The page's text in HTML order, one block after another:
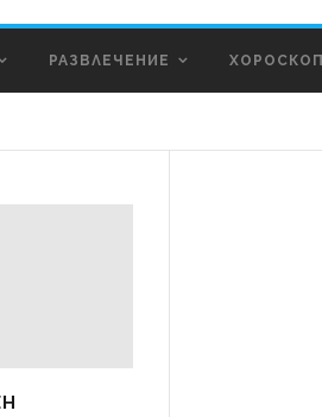
РАЗВЛЕЧЕНИЕ ХОРОСКОП